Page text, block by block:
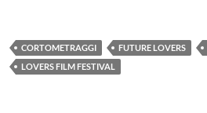
CORTOMETRAGGI FUTURE LOVERS
LOVERS FILM FESTIVAL